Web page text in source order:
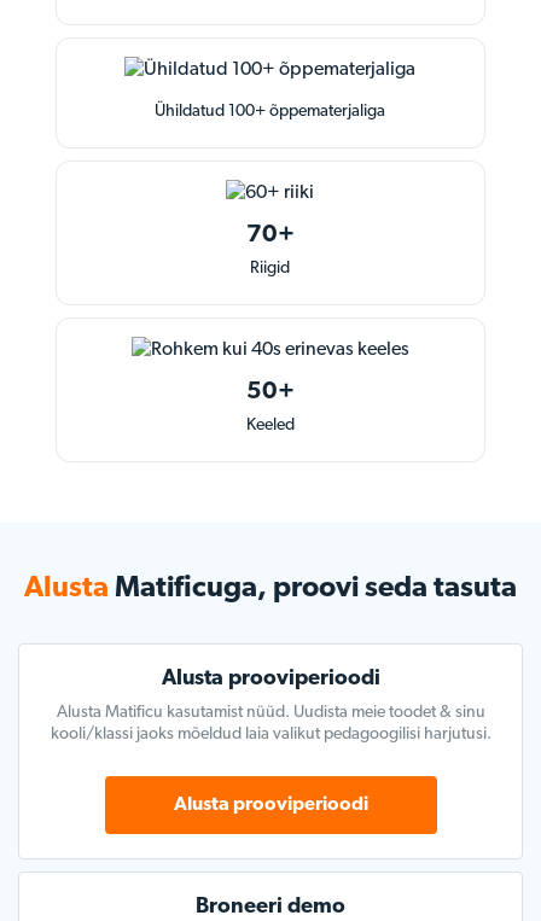
Ühildatud 100+ õppematerjaliga
70+
Riigid
50+
Keeled
Alusta Matificuga, proovi seda tasuta
Alusta prooviperioodi
Alusta Matificu kasutamist nüüd. Uudista meie toodet & sinu
kooli/klassi jaoks mõeldud laia valikut pedagoogilisi harjutusi.
Alusta prooviperioodi
Broneeri demo